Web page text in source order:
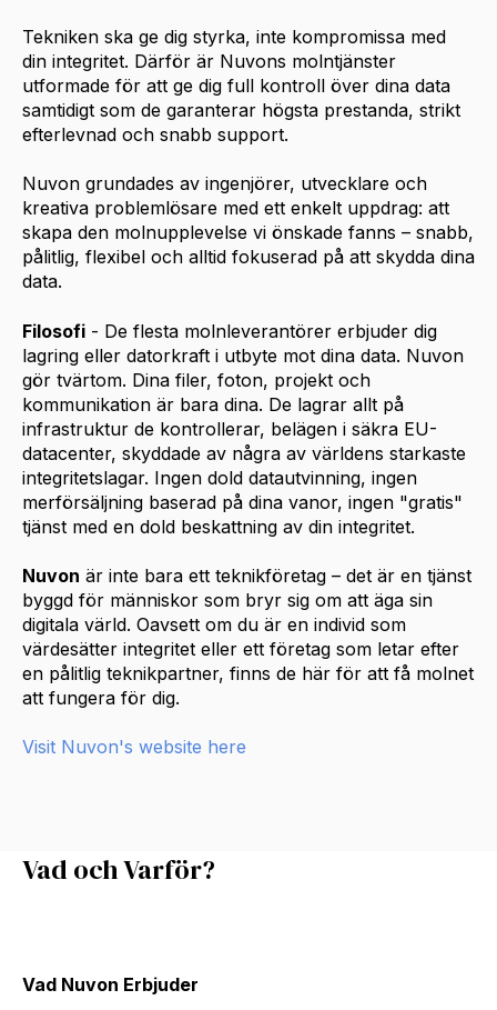
Tekniken ska ge dig styrka, inte kompromissa med
din integritet. Därför är Nuvons molntjänster
utformade för att ge dig full kontroll över dina data
samtidigt som de garanterar högsta prestanda, strikt
efterlevnad och snabb support.
Nuvon grundades av ingenjörer, utvecklare och
kreativa problemlösare med ett enkelt uppdrag: att
skapa den molnupplevelse vi önskade fanns – snabb,
pålitlig, flexibel och alltid fokuserad på att skydda dina
data.
Filosofi - De flesta molnleverantörer erbjuder dig
lagring eller datorkraft i utbyte mot dina data. Nuvon
gör tvärtom. Dina filer, foton, projekt och
kommunikation är bara dina. De lagrar allt på
infrastruktur de kontrollerar, belägen i säkra EU-
datacenter, skyddade av några av världens starkaste
integritetslagar. Ingen dold datautvinning, ingen
merförsäljning baserad på dina vanor, ingen "gratis"
tjänst med en dold beskattning av din integritet.
Nuvon är inte bara ett teknikföretag – det är en tjänst
byggd för människor som bryr sig om att äga sin
digitala värld. Oavsett om du är en individ som
värdesätter integritet eller ett företag som letar efter
en pålitlig teknikpartner, finns de här för att få molnet
att fungera för dig.
Visit Nuvon's website here
Vad och Varför?
Vad Nuvon Erbjuder